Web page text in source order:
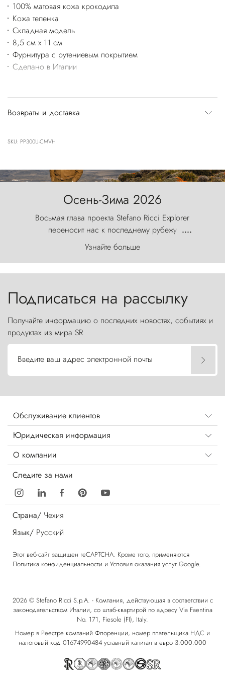
100% матовая кожа крокодила
Кожа теленка
Складная модель
8,5 см x 11 см
Фурнитура с рутениевым покрытием
Сделано в Италии
Возвраты и доставка
SKU: PP300U-CMVH
Осень-Зима 2026
Восьмая глава проекта Stefano Ricci Explorer
переносит нас к последнему рубежу
первозданного мира, где ветер с
первобытной яростью ваяет ландшафт, а пики
Торрес-дель-Пайне, словно каменные стражи,
....
Узнайте больше
Подписаться на рассылку
Получайте информацию о последних новостях, событиях и
продуктах из мира SR
Введите ваш адрес электронной почты
Обслуживание клиентов
Юридическая информация
О компании
Следите за нами
Страна/ Чехия
Язык/ Русский
Этот веб-сайт защищен reCAPTCHA. Кроме того, применяются
Политика конфиденциальности и Условия оказания услуг Google.
2026 © Stefano Ricci S.p.A. - Компания, действующая в соответствии с
законодательством Италии, со штаб-квартирой по адресу Via Faentina
No. 171, Fiesole (FI), Italy.
Номер в Реестре компаний Флоренции, номер плательщика НДС и
налоговый код 01674990484 уставный капитал в евро 3.000.000